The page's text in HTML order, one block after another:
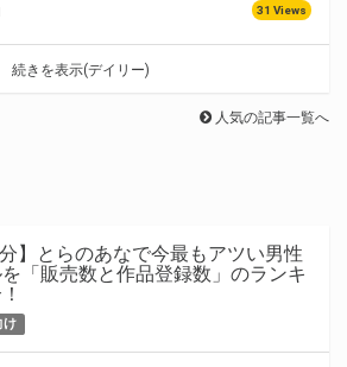
31 Views
続きを表示(デイリー)
人気の記事一覧へ
】とらのあなで今最もアツい男性
「販売数と作品登録数」のランキ
け